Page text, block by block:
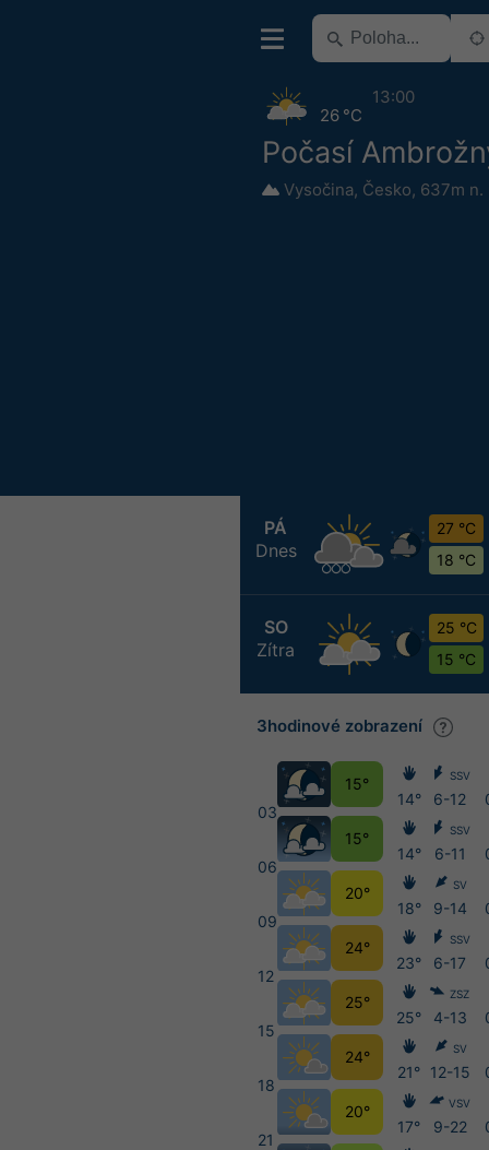
Počasí
Vysočina, Česko, 637m n.
26 °C
13:00
PÁ
Dnes
27 °C
18 °C
SO
Zítra
25 °C
15 °C
3hodinové zobrazení
03
06
09
12
15
18
21
15°
15°
20°
24°
25°
24°
20°
14°
14°
18°
23°
25°
21°
17°
SSV
6-12
SSV
6-11
SV
9-14
SSV
6-17
ZSZ
4-13
SV
12-15
VSV
9-22